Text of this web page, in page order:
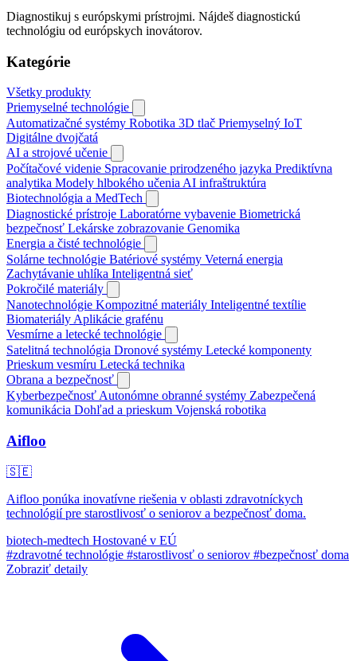
Diagnostikuj s európskymi prístrojmi. Nájdeš diagnostickú
technológiu od európskych inovátorov.
Kategórie
Všetky produkty
Priemyselné technológie
Automatizačné systémy Robotika 3D tlač Priemyselný IoT
Digitálne dvojčatá
AI a strojové učenie
Počítačové videnie Spracovanie prirodzeného jazyka Prediktívna
analytika Modely hlbokého učenia AI infraštruktúra
Biotechnológia a MedTech
Diagnostické prístroje Laboratórne vybavenie Biometrická
bezpečnosť Lekárske zobrazovanie Genomika
Energia a čisté technológie
Solárne technológie Batériové systémy Veterná energia
Zachytávanie uhlíka Inteligentná sieť
Pokročilé materiály
Nanotechnológie Kompozitné materiály Inteligentné textílie
Biomateriály Aplikácie grafénu
Vesmírne a letecké technológie
Satelitná technológia Dronové systémy Letecké komponenty
Prieskum vesmíru Letecká technika
Obrana a bezpečnosť
Kyberbezpečnosť Autonómne obranné systémy Zabezpečená
komunikácia Dohľad a prieskum Vojenská robotika
Aifloo
🇸🇪
Aifloo ponúka inovatívne riešenia v oblasti zdravotníckych
technológií pre starostlivosť o seniorov a bezpečnosť doma.
biotech-medtech Hostované v EÚ
#zdravotné technológie #starostlivosť o seniorov #bezpečnosť doma
Zobraziť detaily